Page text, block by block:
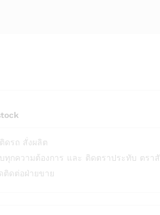
ดรถ สั่งผลิต
ทุกความต้องการ และ ติดตราประทับ ตร
ติดต่อฝ่ายขาย